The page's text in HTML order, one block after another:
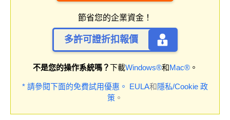
節省您的企業資金！
多許可證折扣報價
不是您的操作系統嗎？下載Windows®和Mac®。
* 請參閱下面的免費試用優惠。 EULA和隱私/Cookie 政
策 。